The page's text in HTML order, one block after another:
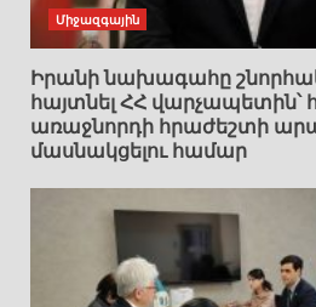
Միջազգային
Իրանի նախագահը
հայտնել ՀՀ վարչապետին՝
առաջնորդի հրաժեշտի
մասնակցելու համար